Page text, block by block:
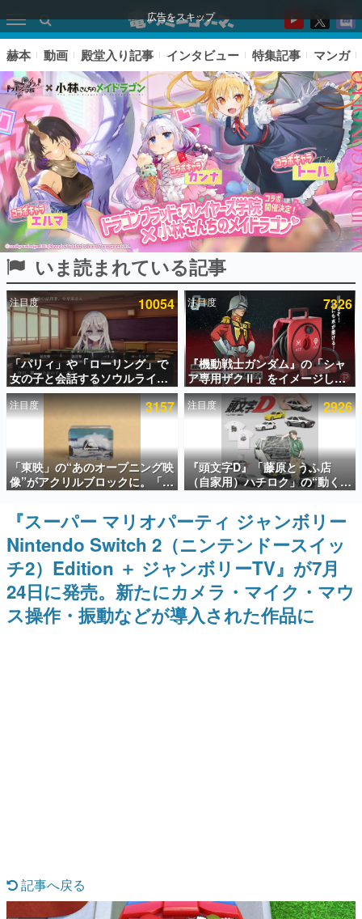
広告をスキップ
ピックアップ
電ファミのいま読まれている記事ランキング
アプリセール情報
インタビュー
連載・特集一覧
殿堂入り記事
SNS拡散数が数千以上！ ページビュー数万以上！ などな
ど。多くの人々に読まれた、電ファミ渾身の“殿堂入り”記
事をまとめました。
ゲームの企画書
名作ゲームクリエイターの方々に製作時のエピソードをお
聞きし、ヒットする企画（ゲーム）とは何か？を探ってい
赫本
この物語を解いてはいけない。『赫本』は、〈試験問題〉
の形をした短編ホラー小説集です。
なんでゲームは面白い？
赫本 動画 殿堂入り記事 インタビュー 特集記事 マンガ
いま読まれている記事
注目度 10054
「パリィ」や「ローリング」で
女の子と会話するソウルライク
恋愛ゲーム『小早川さんはソウ
ルライク』無料公開。返事に失
敗すると「YOU DIED」
注目度 7326
『機動戦士ガンダム』の「シャ
ア専用ザクⅡ」をイメージした
散水ホースリールが予約開始。
本体にはシャアのパーソナルマ
ークやジオン公国軍のエンブレ
ム、型式番号などを配置
注目度 3157
「東映」の“あのオープニング映
像”がアクリルブロックに。「東
映ヒストリカル グッズコレクシ
ョン」が8月下旬より発売
注目度 2926
『頭文字D』「藤原とうふ店
（自家用）ハチロク」の“動くテ
ィッシュケース”が買えるポップ
アップショップが開催へ。マン
ガの舞台である群馬の「イオン
モール高崎」にて、8月11日か
ら8月20日までの期間限定で開
催予定
『スーパー マリオパーティ ジャンボリー
Nintendo Switch 2（ニンテンドースイッ
チ2）Edition ＋ ジャンボリーTV』が7月
24日に発売。新たにカメラ・マイク・マウ
ス操作・振動などが導入された作品に
記事へ戻る